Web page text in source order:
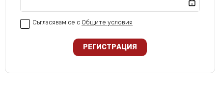
Съгласявам се с Oбщите условия
РЕГИСТРАЦИЯ